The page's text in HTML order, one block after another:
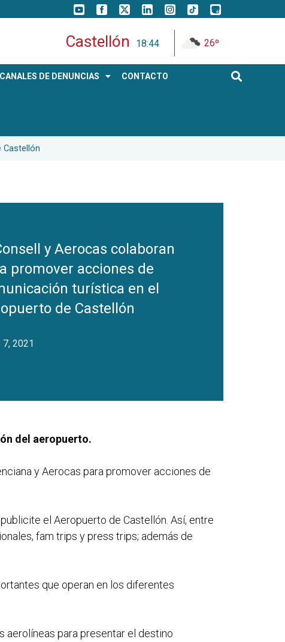
Castellón 18:44 26º
CANALES DE DENUNCIAS CONTACTO
Castellón
y Aerocas colaboran
promover acciones de
turística en el
de Castellón
7, 2021
del aeropuerto.
y Aerocas para promover acciones de
el Aeropuerto de Castellón. Así, entre
fam trips y press trips; además de
que operan en los diferentes
aerolíneas para presentar el destino